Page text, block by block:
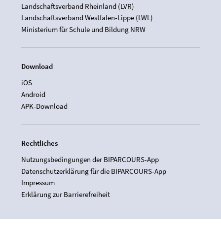
Landschaftsverband Rheinland (LVR)
Landschaftsverband Westfalen-Lippe (LWL)
Ministerium für Schule und Bildung NRW
Download
iOS
Android
APK-Download
Rechtliches
Nutzungsbedingungen der BIPARCOURS-App
Datenschutzerklärung für die BIPARCOURS-App
Impressum
Erklärung zur Barrierefreiheit